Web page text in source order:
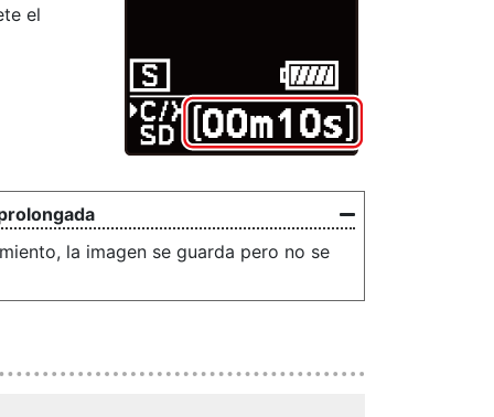
el
la imagen se guarda pero no se